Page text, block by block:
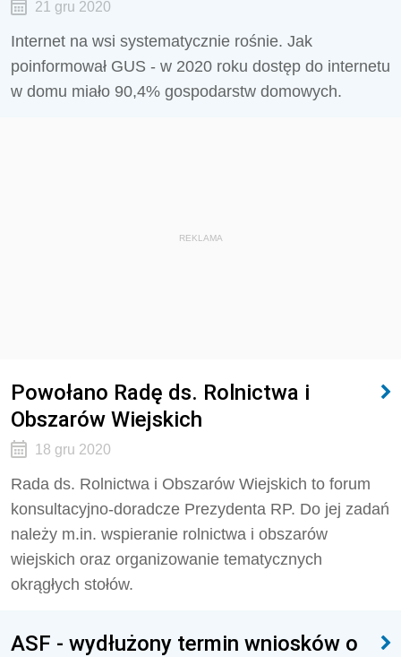
21 gru 2020
Internet na wsi systematycznie rośnie. Jak
poinformował GUS - w 2020 roku dostęp do internetu
w domu miało 90,4% gospodarstw domowych.
REKLAMA
Powołano Radę ds. Rolnictwa i
Obszarów Wiejskich
18 gru 2020
Rada ds. Rolnictwa i Obszarów Wiejskich to forum
konsultacyjno-doradcze Prezydenta RP. Do jej zadań
należy m.in. wspieranie rolnictwa i obszarów
wiejskich oraz organizowanie tematycznych
okrągłych stołów.
ASF - wydłużony termin wniosków o